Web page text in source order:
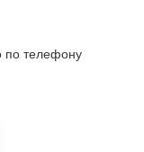
по телефону